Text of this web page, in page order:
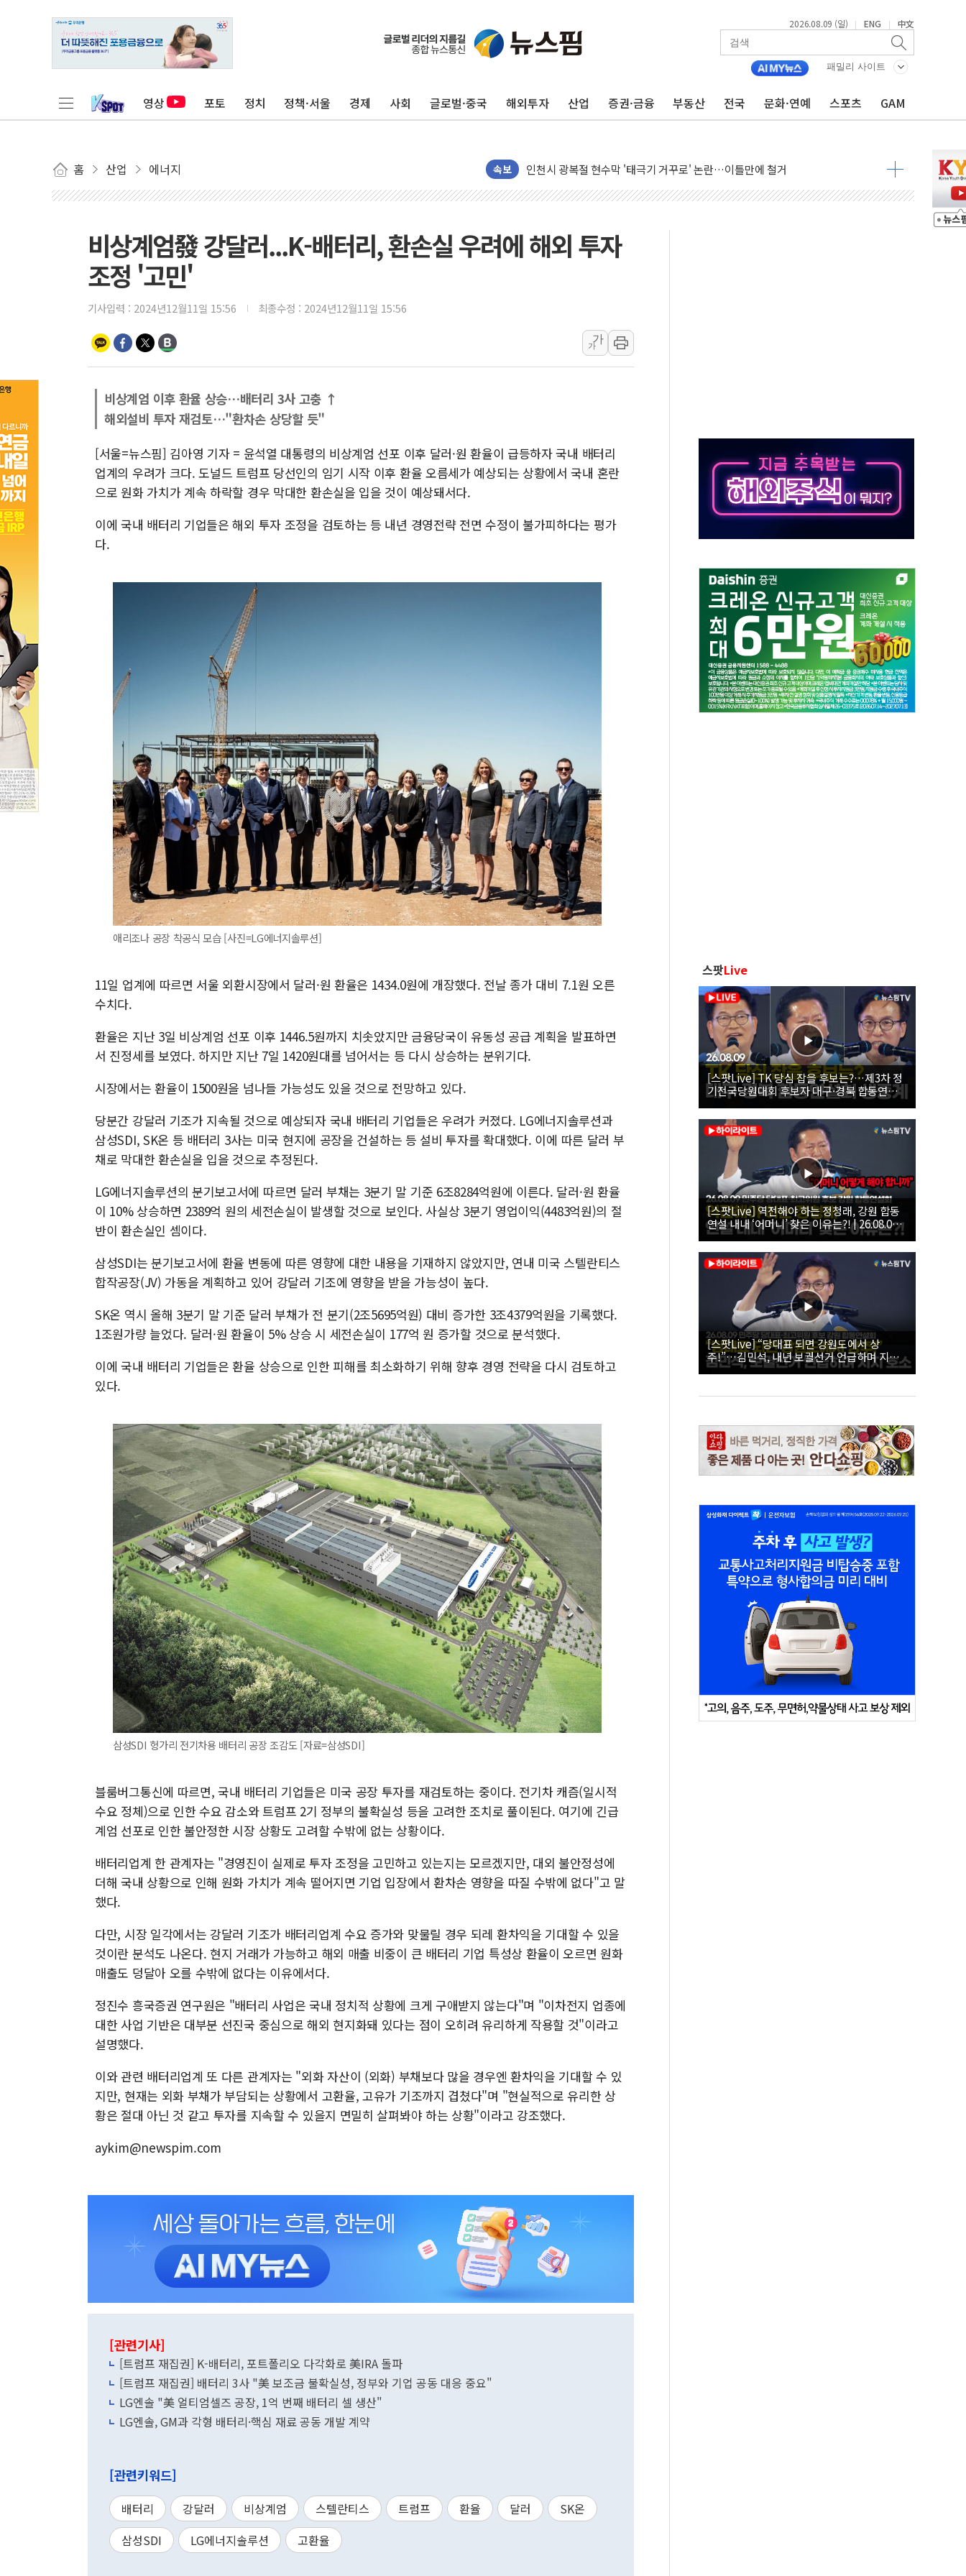
2026.08.09 (일) | ENG | 中文
패밀리 사이트
영상 포토 정치 정책·서울 경제 사회 글로벌·중국 해외투자 산업 증권·금융 부동산 전국 문화·연예 스포츠 GAM
홈 산업 에너지 속보
최태원, 노소영에 9440억 지급 확정되나…재상고 앞두고 막판 셈법
하나금융, 명동 소상공인에 '행복상자' 전달
병무청, 보충역 전면 손질… 예술·체육요원 최대 33% 감축
홈플러스發 대형마트 판매, 역대 최대폭 감소한 9.4%↓…유통업계 양극화 심화
'호우·산사태 주의보' 울진 시간당 30mm 강한 비...호우 피해 없어
여야, 황희 '버스 하우스' 공방…野 "청년 우롱 기괴" vs 與 "송구한 해프닝"
경인고속도로서 차량 4대 연쇄 추돌…7세 남아 등 4명 부상
"AI가 먼저 알아채고 고친다"…LG유플러스, AI 홈네트워크 구현 첫발
한수원 "폭염 속 전력수급 이상무"…김회천 사장, 원전 현장점검
박형수 의원 '선관위 견제·감독 강화' 2개 법 대표 발의
장동혁, 李 대통령에 "결혼 페널티 만든 건 이 정권…신생아 특례 대출까지 줄여"
정부, 독도 조사활동 日 항의에 "수용할 수 없다" 반박
비상계엄發 강달러...K-배터리, 환손실 우려에 해외 투자
조정 '고민'
기사입력 : 2024년12월11일 15:56 최종수정 : 2024년12월11일 15:56
가
가
비상계엄 이후 환율 상승…배터리 3사 고충 ↑
해외설비 투자 재검토…"환차손 상당할 듯"
[서울=뉴스핌] 김아영 기자 = 윤석열 대통령의 비상계엄 선포 이후 달러·원 환율이 급등하자 국내 배터리
업계의 우려가 크다. 도널드 트럼프 당선인의 임기 시작 이후 환율 오름세가 예상되는 상황에서 국내 혼란
으로 원화 가치가 계속 하락할 경우 막대한 환손실을 입을 것이 예상돼서다.
이에 국내 배터리 기업들은 해외 투자 조정을 검토하는 등 내년 경영전략 전면 수정이 불가피하다는 평가
다.
애리조나 공장 착공식 모습 [사진=LG에너지솔루션]
11일 업계에 따르면 서울 외환시장에서 달러·원 환율은 1434.0원에 개장했다. 전날 종가 대비 7.1원 오른
수치다.
환율은 지난 3일 비상계엄 선포 이후 1446.5원까지 치솟았지만 금융당국이 유동성 공급 계획을 발표하면
서 진정세를 보였다. 하지만 지난 7일 1420원대를 넘어서는 등 다시 상승하는 분위기다.
시장에서는 환율이 1500원을 넘나들 가능성도 있을 것으로 전망하고 있다.
당분간 강달러 기조가 지속될 것으로 예상되자 국내 배터리 기업들은 우려가 커졌다. LG에너지솔루션과
삼성SDI, SK온 등 배터리 3사는 미국 현지에 공장을 건설하는 등 설비 투자를 확대했다. 이에 따른 달러 부
채로 막대한 환손실을 입을 것으로 추정된다.
LG에너지솔루션의 분기보고서에 따르면 달러 부채는 3분기 말 기준 6조8284억원에 이른다. 달러·원 환율
이 10% 상승하면 2389억 원의 세전손실이 발생할 것으로 보인다. 사실상 3분기 영업이익(4483억원)의 절
반이 환손실인 셈이다.
삼성SDI는 분기보고서에 환율 변동에 따른 영향에 대한 내용을 기재하지 않았지만, 연내 미국 스텔란티스
합작공장(JV) 가동을 계획하고 있어 강달러 기조에 영향을 받을 가능성이 높다.
SK온 역시 올해 3분기 말 기준 달러 부채가 전 분기(2조5695억원) 대비 증가한 3조4379억원을 기록했다.
1조원가량 늘었다. 달러·원 환율이 5% 상승 시 세전손실이 177억 원 증가할 것으로 분석했다.
이에 국내 배터리 기업들은 환율 상승으로 인한 피해를 최소화하기 위해 향후 경영 전략을 다시 검토하고
있다.
삼성SDI 헝가리 전기차용 배터리 공장 조감도 [자료=삼성SDI]
블룸버그통신에 따르면, 국내 배터리 기업들은 미국 공장 투자를 재검토하는 중이다. 전기차 캐즘(일시적
수요 정체)으로 인한 수요 감소와 트럼프 2기 정부의 불확실성 등을 고려한 조치로 풀이된다. 여기에 긴급
계엄 선포로 인한 불안정한 시장 상황도 고려할 수밖에 없는 상황이다.
배터리업계 한 관계자는 "경영진이 실제로 투자 조정을 고민하고 있는지는 모르겠지만, 대외 불안정성에
더해 국내 상황으로 인해 원화 가치가 계속 떨어지면 기업 입장에서 환차손 영향을 따질 수밖에 없다"고 말
했다.
다만, 시장 일각에서는 강달러 기조가 배터리업계 수요 증가와 맞물릴 경우 되레 환차익을 기대할 수 있을
것이란 분석도 나온다. 현지 거래가 가능하고 해외 매출 비중이 큰 배터리 기업 특성상 환율이 오르면 원화
매출도 덩달아 오를 수밖에 없다는 이유에서다.
정진수 흥국증권 연구원은 "배터리 사업은 국내 정치적 상황에 크게 구애받지 않는다"며 "이차전지 업종에
대한 사업 기반은 대부분 선진국 중심으로 해외 현지화돼 있다는 점이 오히려 유리하게 작용할 것"이라고
설명했다.
이와 관련 배터리업계 또 다른 관계자는 "외화 자산이 (외화) 부채보다 많을 경우엔 환차익을 기대할 수 있
지만, 현재는 외화 부채가 부담되는 상황에서 고환율, 고유가 기조까지 겹쳤다"며 "현실적으로 유리한 상
황은 절대 아닌 것 같고 투자를 지속할 수 있을지 면밀히 살펴봐야 하는 상황"이라고 강조했다.
aykim@newspim.com
[관련기사]
[트럼프 재집권] K-배터리, 포트폴리오 다각화로 美IRA 돌파
[트럼프 재집권] 배터리 3사 "美 보조금 불확실성, 정부와 기업 공동 대응 중요"
LG엔솔 "美 얼티엄셀즈 공장, 1억 번째 배터리 셀 생산"
LG엔솔, GM과 각형 배터리·핵심 재료 공동 개발 계약
[관련키워드]
배터리 강달러 비상계엄 스텔란티스 트럼프 환율 달러
SK온
삼성SDI
LG에너지솔루션 고환율
스팟Live
[스팟Live] TK 당심 잡을 후보는?…제3차 정
기전국당원대회 후보자 대구·경북 합동연설
회 생중계 | 26.08.09
[스팟Live] 역전해야 하는 정청래, 강원 합동
연설 내내 ‘어머니’ 찾은 이유는?! | 26.08.09
더불어민주당 당대표·최고위원 후보 강원 합
동연설회
[스팟Live] “당대표 되면 강원도에서 상
주!”…김민석, 내년 보궐선거 언급하며 지지
호소 | 26.08.09 더불어민주당 당대표·최고위